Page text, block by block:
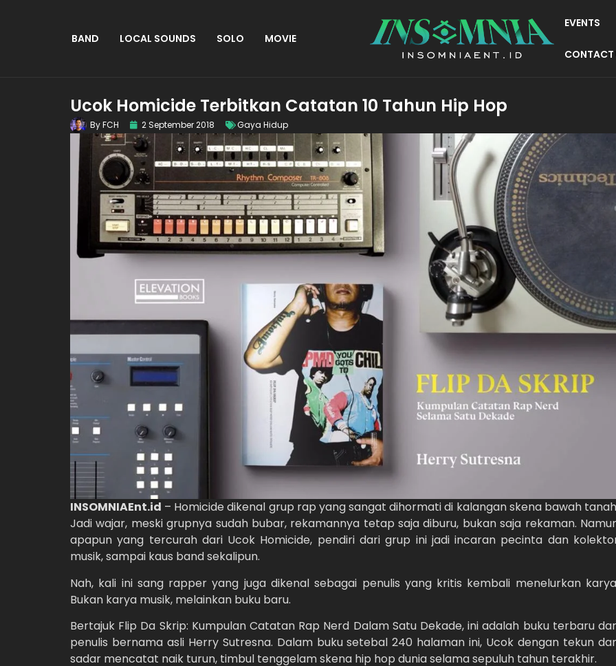
BAND LOCAL SOUNDS SOLO MOVIE
EVENTS
CONTACT
Ucok Homicide Terbitkan Catatan 10 Tahun Hip Hop
ByFCH 2 September 2018 Gaya Hidup
INSOMNIAEnt.id – Homicide dikenal grup rap yang sangat dihormati di kalangan skena bawah
Jadi wajar, meski grupnya sudah bubar, rekamannya tetap saja diburu, bukan saja rekaman.
apapun yang tercurah dari Ucok Homicide, pendiri dari grup ini jadi incaran pecinta dan
musik, sampai kaus band sekalipun.
Nah, kali ini sang rapper yang juga dikenal sebagai penulis yang kritis kembali menelurkan
Bukan karya musik, melainkan buku baru.
Bertajuk Flip Da Skrip: Kumpulan Catatan Rap Nerd Dalam Satu Dekade, ini adalah buku terbaru
penulis bernama asli Herry Sutresna. Dalam buku setebal 240 halaman ini, Ucok dengan tekun
sadar mencatat naik turun, timbul tenggelam skena hip hop dunia selama sepuluh tahun terakhir.